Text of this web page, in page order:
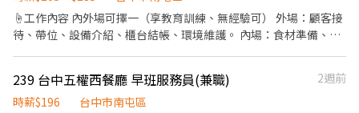
☝工作內容 內外場可擇一（享教育訓練、無經驗可） 外場：顧客接
待、帶位、設備介紹、櫃台結帳、環境維護。 內場：食材準備、壽
制6% ・加班費(以5分鐘為單位計算) ・員工店內用餐折扣 ・員工在
職教育訓練 ・轉正機會高，職涯規劃完善 ・一年2次考核，通過者
239 台中五權西餐廳 早班服務員(兼職)
2週前
時薪$196
台中市南屯區